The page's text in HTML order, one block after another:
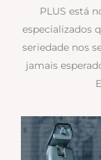
PLUS está
especializados
seriedade nos
jamais